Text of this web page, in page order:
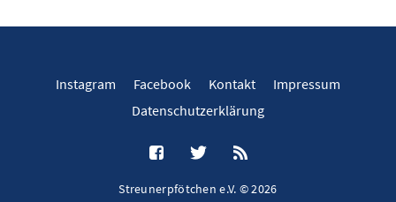
Instagram Facebook Kontakt
Impressum
Datenschutzerklärung
Streunerpfötchen e.V. © 2026